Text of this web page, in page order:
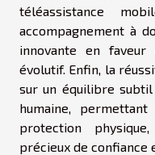
téléassistance
accompagnement à
innovante en
évolutif. Enfin, la
sur un équilibre
humaine,
protection
précieux de confiance